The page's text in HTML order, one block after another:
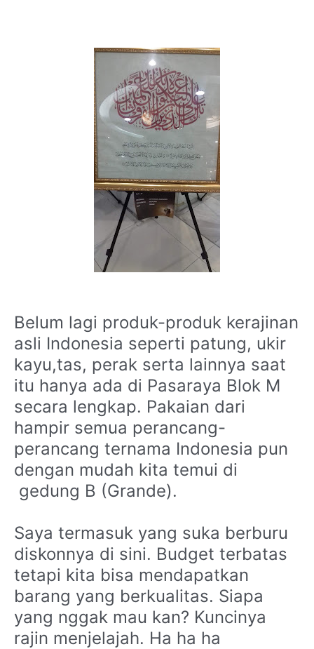
Belum lagi produk-produk kerajinan
asli Indonesia seperti patung, ukir
kayu,tas, perak serta lainnya saat
itu hanya ada di Pasaraya Blok M
secara lengkap. Pakaian dari
hampir semua perancang-
perancang ternama Indonesia pun
dengan mudah kita temui di
gedung B (Grande).
Saya termasuk yang suka berburu
diskonnya di sini. Budget terbatas
tetapi kita bisa mendapatkan
barang yang berkualitas. Siapa
yang nggak mau kan? Kuncinya
rajin menjelajah. Ha ha ha